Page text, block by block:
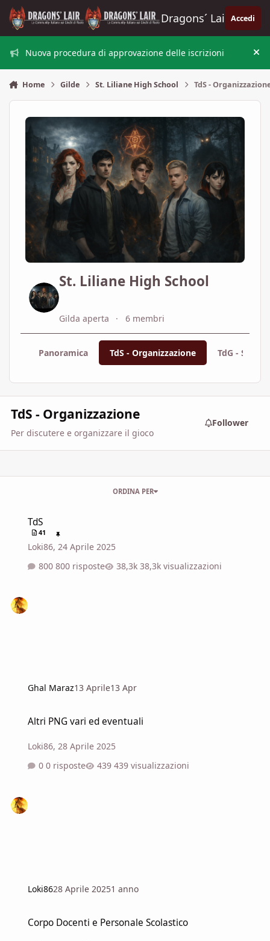
Vai al contenuto
Dragons´ Lair Accedi
Nuova procedura di approvazione delle iscrizioni
Home Gilde St. Liliane High School TdS -
St. Liliane High School
Gilda aperta 6 membri
Panoramica TdS - Organizzazione TdG - Storia
TdS - Organizzazione
Per discutere e organizzare il gioco
Follower
ORDINA PER
TdS
41
Loki86,24 Aprile 2025
800 risposte
38,3k visualizzazioni
Ghal Maraz13 Aprile13 Apr
Altri PNG vari ed eventuali
Loki86,28 Aprile 2025
0 risposte
439 visualizzazioni
Loki8628 Aprile 20251 anno
Corpo Docenti e Personale Scolastico